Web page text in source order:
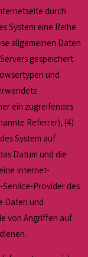
durch
System eine Reihe
allgemeinen Daten
gespeichert.
und
ein zugreifendes
Referrer), (4)
System auf
Datum und die
Internet-
Provider des
Daten und
von Angriffen auf